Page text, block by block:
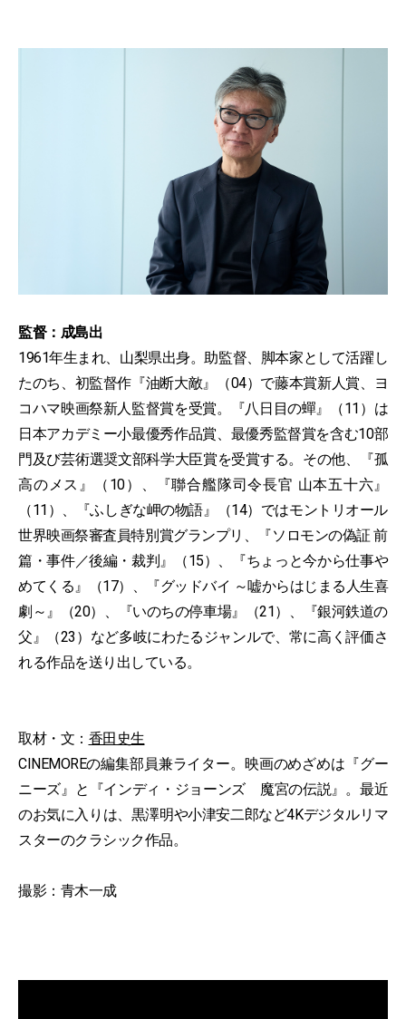
監督：成島出
1961年生まれ、山梨県出身。助監督、脚本家として活躍し
たのち、初監督作『油断大敵』（04）で藤本賞新人賞、ヨ
コハマ映画祭新人監督賞を受賞。『八日目の蟬』（11）は
日本アカデミー小最優秀作品賞、最優秀監督賞を含む10部
門及び芸術選奨文部科学大臣賞を受賞する。その他、『孤
高のメス』（10）、『聯合艦隊司令長官 山本五十六』
（11）、『ふしぎな岬の物語』（14）ではモントリオール
世界映画祭審査員特別賞グランプリ、『ソロモンの偽証 前
篇・事件／後編・裁判』（15）、『ちょっと今から仕事や
めてくる』（17）、『グッドバイ ～嘘からはじまる人生喜
劇～』（20）、『いのちの停車場』（21）、『銀河鉄道の
父』（23）など多岐にわたるジャンルで、常に高く評価さ
れる作品を送り出している。
取材・文： 香田史生
CINEMOREの編集部員兼ライター。映画のめざめは『グー
ニーズ』と『インディ・ジョーンズ 魔宮の伝説』。最近
のお気に入りは、黒澤明や小津安二郎など4Kデジタルリマ
スターのクラシック作品。
撮影：青木一成